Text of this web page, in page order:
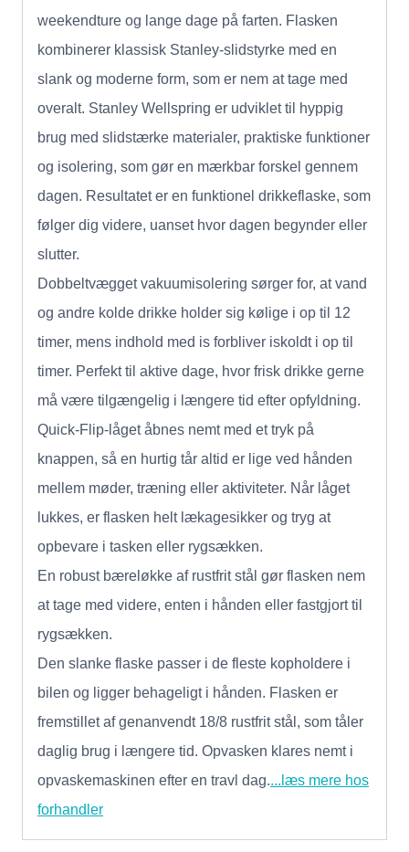
weekendture og lange dage på farten. Flasken
kombinerer klassisk Stanley-slidstyrke med en
slank og moderne form, som er nem at tage med
overalt. Stanley Wellspring er udviklet til hyppig
brug med slidstærke materialer, praktiske funktioner
og isolering, som gør en mærkbar forskel gennem
dagen. Resultatet er en funktionel drikkeflaske, som
følger dig videre, uanset hvor dagen begynder eller
slutter.
Dobbeltvægget vakuumisolering sørger for, at vand
og andre kolde drikke holder sig kølige i op til 12
timer, mens indhold med is forbliver iskoldt i op til
timer. Perfekt til aktive dage, hvor frisk drikke gerne
må være tilgængelig i længere tid efter opfyldning.
Quick-Flip-låget åbnes nemt med et tryk på
knappen, så en hurtig tår altid er lige ved hånden
mellem møder, træning eller aktiviteter. Når låget
lukkes, er flasken helt lækagesikker og tryg at
opbevare i tasken eller rygsækken.
En robust bæreløkke af rustfrit stål gør flasken nem
at tage med videre, enten i hånden eller fastgjort til
rygsækken.
Den slanke flaske passer i de fleste kopholdere i
bilen og ligger behageligt i hånden. Flasken er
fremstillet af genanvendt 18/8 rustfrit stål, som tåler
daglig brug i længere tid. Opvasken klares nemt i
opvaskemaskinen efter en travl dag....læs mere hos
forhandler